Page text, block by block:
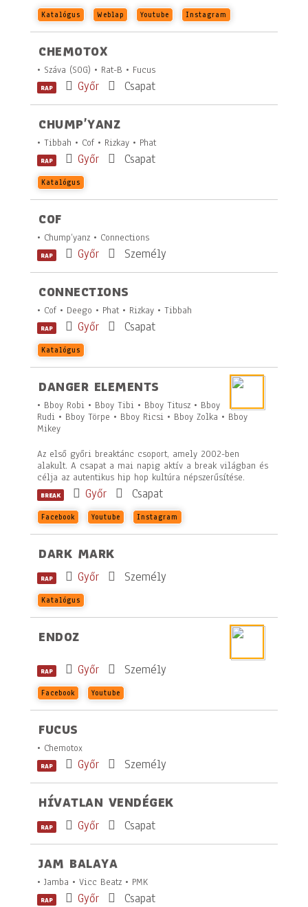
Katalógus Weblap Youtube Instagram
CHEMOTOX
• Száva (SOG) • Rat-B • Fucus
RAP Győr Csapat
CHUMP’YANZ
• Tibbah • Cof • Rizkay • Phat
RAP Győr Csapat
Katalógus
COF
• Chump’yanz • Connections
RAP Győr Személy
CONNECTIONS
• Cof • Deego • Phat • Rizkay • Tibbah
RAP Győr Csapat
Katalógus
DANGER ELEMENTS
• Bboy Robi • Bboy Tibi • Bboy Titusz • Bboy
Rudi • Bboy Törpe • Bboy Ricsi • Bboy Zolka • Bboy
Mikey
Az első győri breaktánc csoport, amely 2002-ben
alakult. A csapat a mai napig aktív a break világban és
célja az autentikus hip hop kultúra népszerűsítése.
BREAK Győr Csapat
Facebook Youtube Instagram
DARK MARK
RAP Győr Személy
Katalógus
ENDOZ
RAP Győr Személy
Facebook Youtube
FUCUS
• Chemotox
RAP Győr Személy
HÍVATLAN VENDÉGEK
RAP Győr Csapat
JAM BALAYA
• Jamba • Vicc Beatz • PMK
RAP Győr Csapat